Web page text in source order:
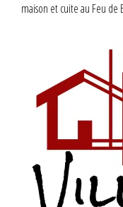
maison et cuite au Feu